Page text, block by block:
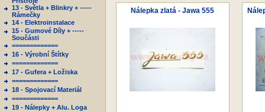
13 - Světla + Blinkry + -----
Rámečky
14 - Elektroinstalace
15 - Gumové Díly + -----
Součásti
=============
16 - Výrobní Štítky
=============
17 - Gufera + Ložiska
=============
18 - Spojovací Materiál
=============
19 - Nálepky + Alu. Loga
Nálepka zlatá - Jawa 555